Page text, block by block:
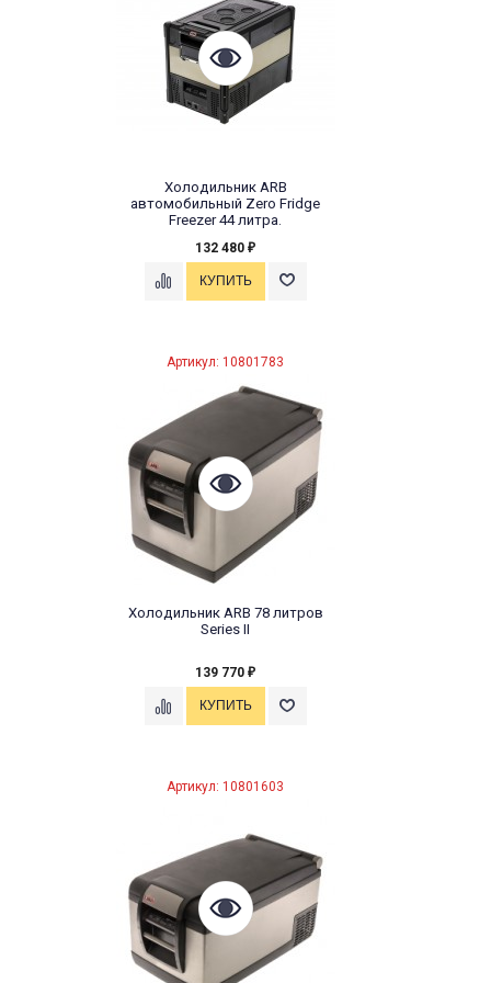
Холодильник ARB
автомобильный Zero Fridge
Freezer 44 литра.
132 480 ₽
Артикул: 10801783
Холодильник ARB 78 литров
Series II
139 770 ₽
Артикул: 10801603